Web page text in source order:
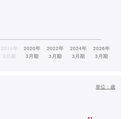
単位： 歳